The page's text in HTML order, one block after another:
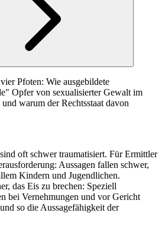
Pfoten: Wie ausgebildete
Opfer von sexualisierter Gewalt im
warum der Rechtsstaat davon
oft schwer traumatisiert. Für Ermittler
Aussagen fallen schwer,
Kindern und Jugendlichen.
das Eis zu brechen: Speziell
bei Vernehmungen und vor Gericht
so die Aussagefähigkeit der